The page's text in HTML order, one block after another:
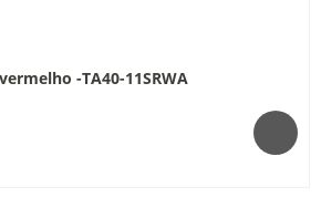
-TA40-11SRWA